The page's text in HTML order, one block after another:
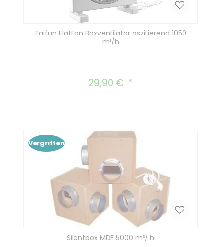
Taifun FlatFan Boxventilator oszillierend 1050
m³/h
Regulärer Preis:
29,90 €
Vergriffen
Silentbox MDF 5000 m³/ h